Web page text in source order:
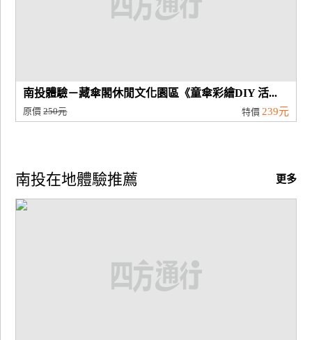
南投體驗－藏傘閣休閒文化園區《童傘彩繪DIY 活...
原價250元 特價 239元
更多
南投在地體驗推薦